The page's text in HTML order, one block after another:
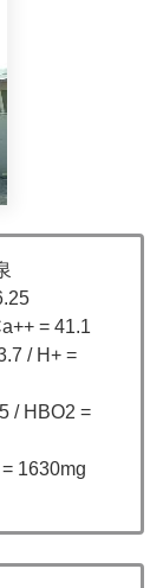
= 41.1
/ H+ =
/ HBO2 =
1630mg